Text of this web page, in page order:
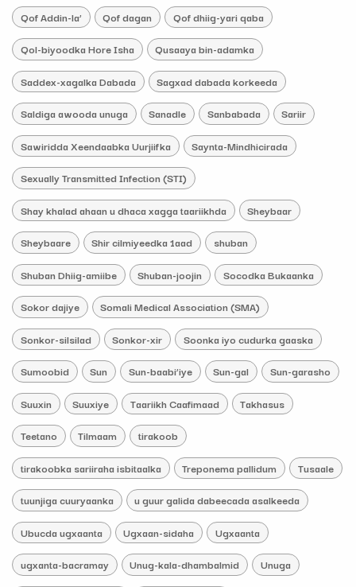
Qof Addin-la’ Qof dagan Qof dhiig-yari qaba
Qol-biyoodka Hore Isha Qusaaya bin-adamka
Saddex-xagalka Dabada Sagxad dabada korkeeda
Saldiga awooda unuga Sanadle Sanbabada Sariir
Sawiridda Xeendaabka Uurjiifka Saynta-Mindhicirada
Sexually Transmitted Infection (STI)
Shay khalad ahaan u dhaca xagga taariikhda Sheybaar
Sheybaare Shir cilmiyeedka 1aad shuban
Shuban Dhiig-amiibe Shuban-joojin Socodka Bukaanka
Sokor dajiye Somali Medical Association (SMA)
Sonkor-silsilad Sonkor-xir Soonka iyo cudurka gaaska
Sumoobid Sun Sun-baabi’iye Sun-gal Sun-garasho
Suuxin Suuxiye Taariikh Caafimaad Takhasus
Teetano Tilmaam tirakoob
tirakoobka sariiraha isbitaalka Treponema pallidum Tusaale
tuunjiga cuuryaanka u guur galida dabeecada asalkeeda
Ubucda ugxaanta Ugxaan-sidaha Ugxaanta
ugxanta-bacramay Unug-kala-dhambalmid Unuga